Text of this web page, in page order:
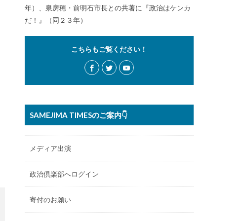
年）、泉房穂・前明石市長との共著に『政治はケンカ
だ！』（同２３年）
こちらもご覧ください！
SAMEJIMA TIMESのご案内👇
メディア出演
政治倶楽部へログイン
寄付のお願い